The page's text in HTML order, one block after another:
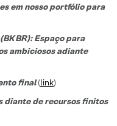
em nosso portfólio para
Espaço para
ambiciosos adiante
final(link)
diante de recursos finitos